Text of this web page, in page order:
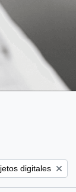
filter:digitales